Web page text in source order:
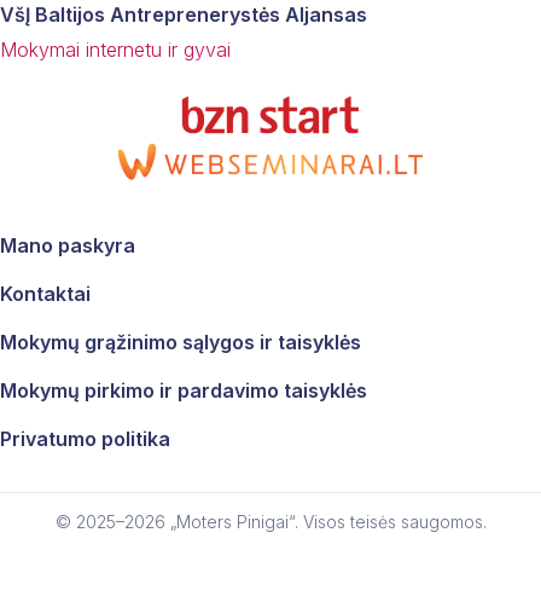
jūsų parinktis ir pakartotinius apsilankymus, savo
VšĮ Baltijos Antreprenerystės Aljansas
Mokymai internetu ir gyvai
Mano paskyra
Kontaktai
Mokymų grąžinimo sąlygos ir taisyklės
Mokymų pirkimo ir pardavimo taisyklės
Privatumo politika
© 2025–2026 „Moters Pinigai“. Visos teisės saugomos.